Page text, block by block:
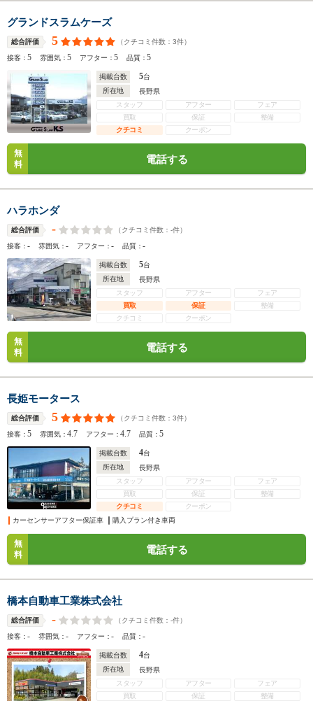
グランドスラムケーズ
総合評価 5 （クチコミ件数： 3件）
接客：5 雰囲気：5 アフター：5 品質：5
掲載台数 5台
所在地
長野県
スタッフ
アフター
フェア
買取
保証
整備
クチコミ
クーポン
無
料
電話する
ハラホンダ
総合評価 - （クチコミ件数： -件）
接客：- 雰囲気：- アフター：- 品質：-
掲載台数 5台
所在地
長野県
スタッフ
アフター
フェア
買取
保証
整備
クチコミ
クーポン
無
料
電話する
長姫モータース
総合評価 5 （クチコミ件数： 3件）
接客：5 雰囲気：4.7 アフター：4.7 品質：5
掲載台数 4台
所在地
長野県
スタッフ
アフター
フェア
買取
保証
整備
クチコミ
クーポン
カーセンサーアフター保証車
購入プラン付き車両
無
料
電話する
橋本自動車工業株式会社
総合評価 - （クチコミ件数： -件）
接客：- 雰囲気：- アフター：- 品質：-
掲載台数 4台
所在地
長野県
スタッフ
アフター
フェア
買取
保証
整備